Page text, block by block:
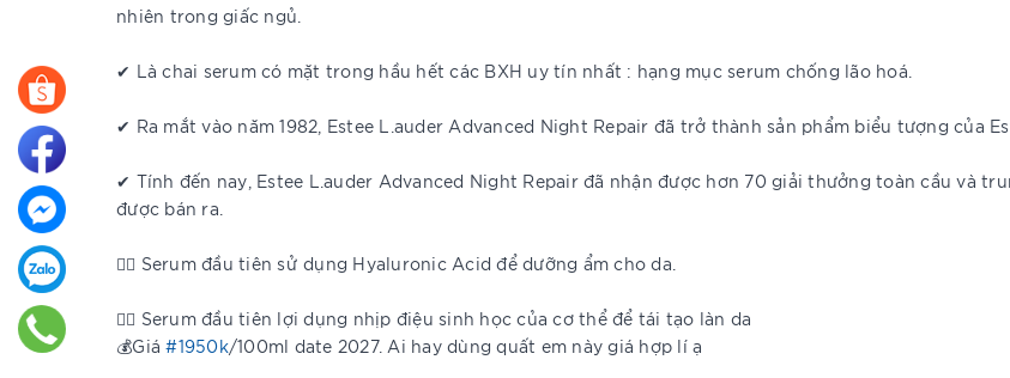
nhiên trong giấc ngủ.
✔ Là chai serum có mặt trong hầu hết các BXH uy tín nhất : hạng mục serum chống lão hoá.
✔ Ra mắt vào năm 1982, Estee L.auder Advanced Night Repair đã trở thành sản phẩm biểu tượng của
✔ Tính đến nay, Estee L.auder Advanced Night Repair đã nhận được hơn 70 giải thưởng toàn cầu và
được bán ra.
👉🏻 Serum đầu tiên sử dụng Hyaluronic Acid để dưỡng ẩm cho da.
👉🏻 Serum đầu tiên lợi dụng nhịp điệu sinh học của cơ thể để tái tạo làn da
💰Giá#1950k/100ml date 2027. Ai hay dùng quất em này giá hợp lí ạ